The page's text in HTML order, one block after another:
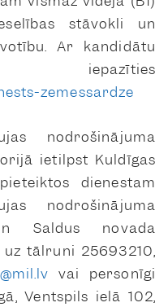
stāvokli un
Ar kandidātu
iepazīties
zemessardze
nodrošinājuma
ietilpst Kuldīgas
dienestam
nodrošinājuma
Saldus novada
tālruni 25693210,
vai personīgi
Ventspils ielā 102,